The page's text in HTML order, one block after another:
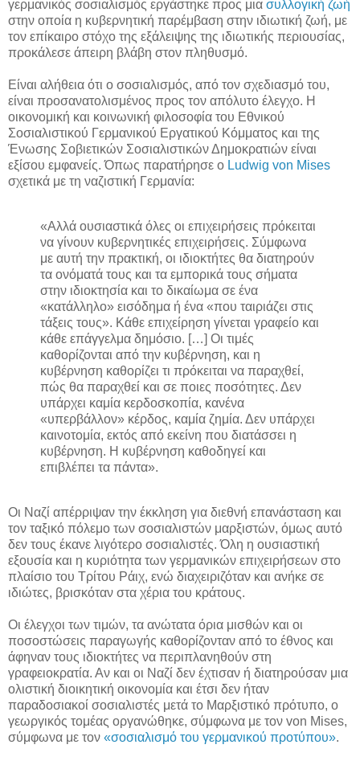
γερμανικός σοσιαλισμός εργάστηκε προς μια συλλογική ζωή
στην οποία η κυβερνητική παρέμβαση στην ιδιωτική ζωή, με
τον επίκαιρο στόχο της εξάλειψης της ιδιωτικής περιουσίας,
προκάλεσε άπειρη βλάβη στον πληθυσμό.
Είναι αλήθεια ότι ο σοσιαλισμός, από τον σχεδιασμό του,
είναι προσανατολισμένος προς τον απόλυτο έλεγχο. Η
οικονομική και κοινωνική φιλοσοφία του Εθνικού
Σοσιαλιστικού Γερμανικού Εργατικού Κόμματος και της
Ένωσης Σοβιετικών Σοσιαλιστικών Δημοκρατιών είναι
εξίσου εμφανείς. Όπως παρατήρησε ο Ludwig von Mises
σχετικά με τη ναζιστική Γερμανία:
«Αλλά ουσιαστικά όλες οι επιχειρήσεις πρόκειται
να γίνουν κυβερνητικές επιχειρήσεις. Σύμφωνα
με αυτή την πρακτική, οι ιδιοκτήτες θα διατηρούν
τα ονόματά τους και τα εμπορικά τους σήματα
στην ιδιοκτησία και το δικαίωμα σε ένα
«κατάλληλο» εισόδημα ή ένα «που ταιριάζει στις
τάξεις τους». Κάθε επιχείρηση γίνεται γραφείο και
κάθε επάγγελμα δημόσιο. […] Οι τιμές
καθορίζονται από την κυβέρνηση, και η
κυβέρνηση καθορίζει τι πρόκειται να παραχθεί,
πώς θα παραχθεί και σε ποιες ποσότητες. Δεν
υπάρχει καμία κερδοσκοπία, κανένα
«υπερβάλλον» κέρδος, καμία ζημία. Δεν υπάρχει
καινοτομία, εκτός από εκείνη που διατάσσει η
κυβέρνηση. Η κυβέρνηση καθοδηγεί και
επιβλέπει τα πάντα».
Οι Ναζί απέρριψαν την έκκληση για διεθνή επανάσταση και
τον ταξικό πόλεμο των σοσιαλιστών μαρξιστών, όμως αυτό
δεν τους έκανε λιγότερο σοσιαλιστές. Όλη η ουσιαστική
εξουσία και η κυριότητα των γερμανικών επιχειρήσεων στο
πλαίσιο του Τρίτου Ράιχ, ενώ διαχειριζόταν και ανήκε σε
ιδιώτες, βρισκόταν στα χέρια του κράτους.
Οι έλεγχοι των τιμών, τα ανώτατα όρια μισθών και οι
ποσοστώσεις παραγωγής καθορίζονταν από το έθνος και
άφηναν τους ιδιοκτήτες να περιπλανηθούν στη
γραφειοκρατία. Αν και οι Ναζί δεν έχτισαν ή διατηρούσαν μια
ολιστική διοικητική οικονομία και έτσι δεν ήταν
παραδοσιακοί σοσιαλιστές μετά το Μαρξιστικό πρότυπο, ο
γεωργικός τομέας οργανώθηκε, σύμφωνα με τον von Mises,
σύμφωνα με τον «σοσιαλισμό του γερμανικού προτύπου».